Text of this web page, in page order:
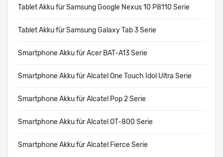
Tablet Akku für Samsung Google Nexus 10 P8110 Serie
Tablet Akku für Samsung Galaxy Tab 3 Serie
Smartphone Akku für Acer BAT-A13 Serie
Smartphone Akku für Alcatel One Touch Idol Ultra Serie
Smartphone Akku für Alcatel Pop 2 Serie
Smartphone Akku für Alcatel OT-800 Serie
Smartphone Akku für Alcatel Fierce Serie